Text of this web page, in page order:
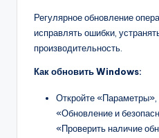
Регулярное обновление
исправлять ошибки,
производительность.
Как обновить Windows:
Откройте «Параметры»,
«Обновление и
«Проверить наличие